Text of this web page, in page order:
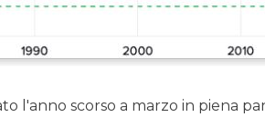
l'anno scorso a marzo in piena